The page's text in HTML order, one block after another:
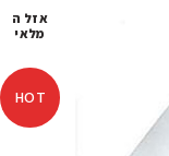
אזל ה
מלאי
HOT